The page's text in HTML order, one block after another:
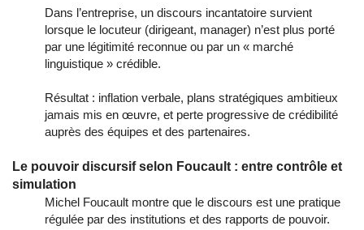
Dans l’entreprise, un discours incantatoire survient
lorsque le locuteur (dirigeant, manager) n’est plus porté
par une légitimité reconnue ou par un « marché
linguistique » crédible.
Résultat : inflation verbale, plans stratégiques ambitieux
jamais mis en œuvre, et perte progressive de crédibilité
auprès des équipes et des partenaires.
Le pouvoir discursif selon Foucault : entre contrôle et
simulation
Michel Foucault montre que le discours est une pratique
régulée par des institutions et des rapports de pouvoir.